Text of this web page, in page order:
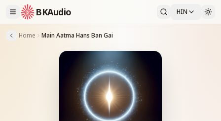
BKAudio HIN
Home Main Aatma Hans Ban Gai